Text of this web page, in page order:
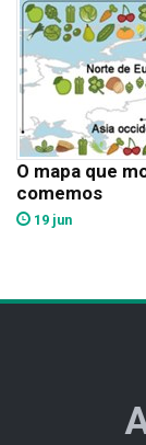
O mapa que
comemos
19 jun